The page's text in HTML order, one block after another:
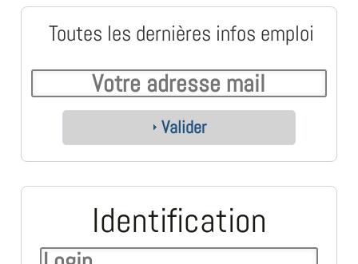
Toutes les dernières infos emploi
Valider
Identification